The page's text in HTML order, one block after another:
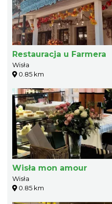
Restauracja u Farmera
Wisła
0.85 km
Wisła mon amour
Wisła
0.85 km